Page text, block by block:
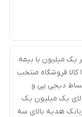
یک میلیون با بیمه
محصول امکان تحویل حضوری با تنوع بیش از 1194 کالا فروشگاه منتخب
دیجی پی و
یک میلیون یک
هدیه بالای سه